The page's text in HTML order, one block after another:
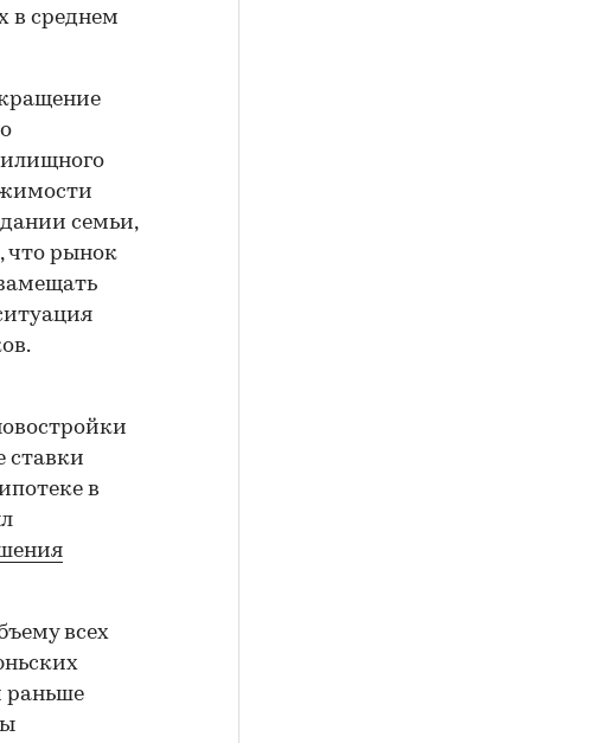
в среднем
семьи,
что рынок
ставки
в
всех
раньше